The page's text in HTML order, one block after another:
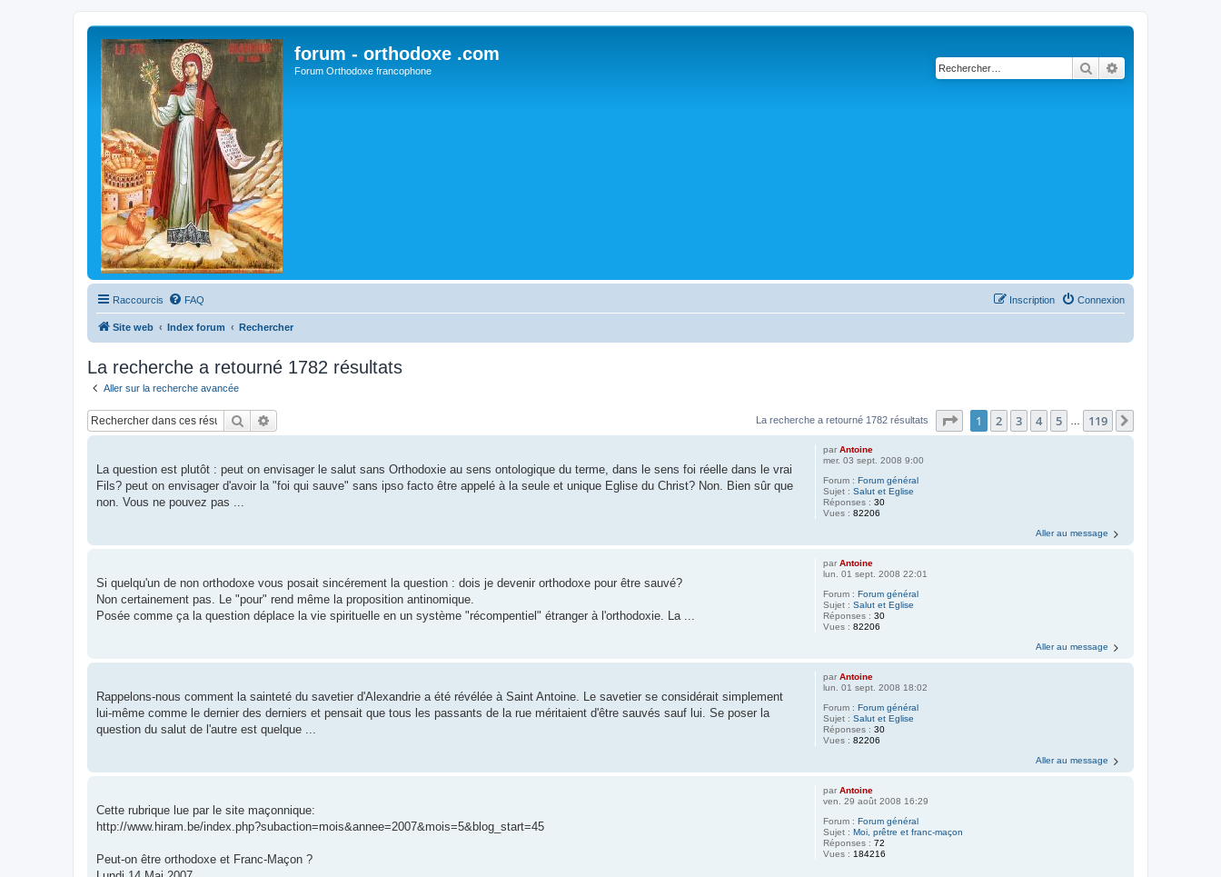
forum - orthodoxe .com
Forum Orthodoxe francophone Rechercher
Raccourcis FAQ Connexion
Inscription
Site web Index forum Rechercher
La recherche a retourné 1782 résultats
Aller sur la recherche avancée
Rechercher La recherche a retourné 1782 résultats Page sur119
1 2 3 4 5 119
parAntoine
mer. 03 sept. 2008 9:00
Forum :Forum général
Sujet :Salut et Eglise
Réponses :30
Vues :82206
La question est plutôt : peut on envisager le salut sans Orthodoxie au sens ontologique du terme, dans le sens foi réelle dans le vrai
Fils? peut on envisager d'avoir la "foi qui sauve" sans ipso facto être appelé à la seule et unique Eglise du Christ? Non. Bien sûr que
non. Vous ne pouvez pas ...
Aller au message
parAntoine
lun. 01 sept. 2008 22:01
Forum :Forum général
Sujet :Salut et Eglise
Réponses :30
Vues :82206
Si quelqu'un de non orthodoxe vous posait sincérement la question : dois je devenir orthodoxe pour être sauvé?
Non certainement pas. Le "pour" rend même la proposition antinomique.
Posée comme ça la question déplace la vie spirituelle en un système "récompentiel" étranger à l'orthodoxie. La ...
Aller au message
parAntoine
lun. 01 sept. 2008 18:02
Forum :Forum général
Sujet :Salut et Eglise
Réponses :30
Vues :82206
Rappelons-nous comment la sainteté du savetier d'Alexandrie a été révélée à Saint Antoine. Le savetier se considérait simplement
lui-même comme le dernier des derniers et pensait que tous les passants de la rue méritaient d'être sauvés sauf lui. Se poser la
question du salut de l'autre est quelque ...
Aller au message
parAntoine
ven. 29 août 2008 16:29
Forum :Forum général
Sujet :Moi, prêtre et franc-maçon
Réponses :72
Vues : 184216
Cette rubrique lue par le site maçonnique:
http://www.hiram.be/index.php?subaction=mois&annee=2007&mois=5&blog_start=45
Peut-on être orthodoxe et Franc-Maçon ?